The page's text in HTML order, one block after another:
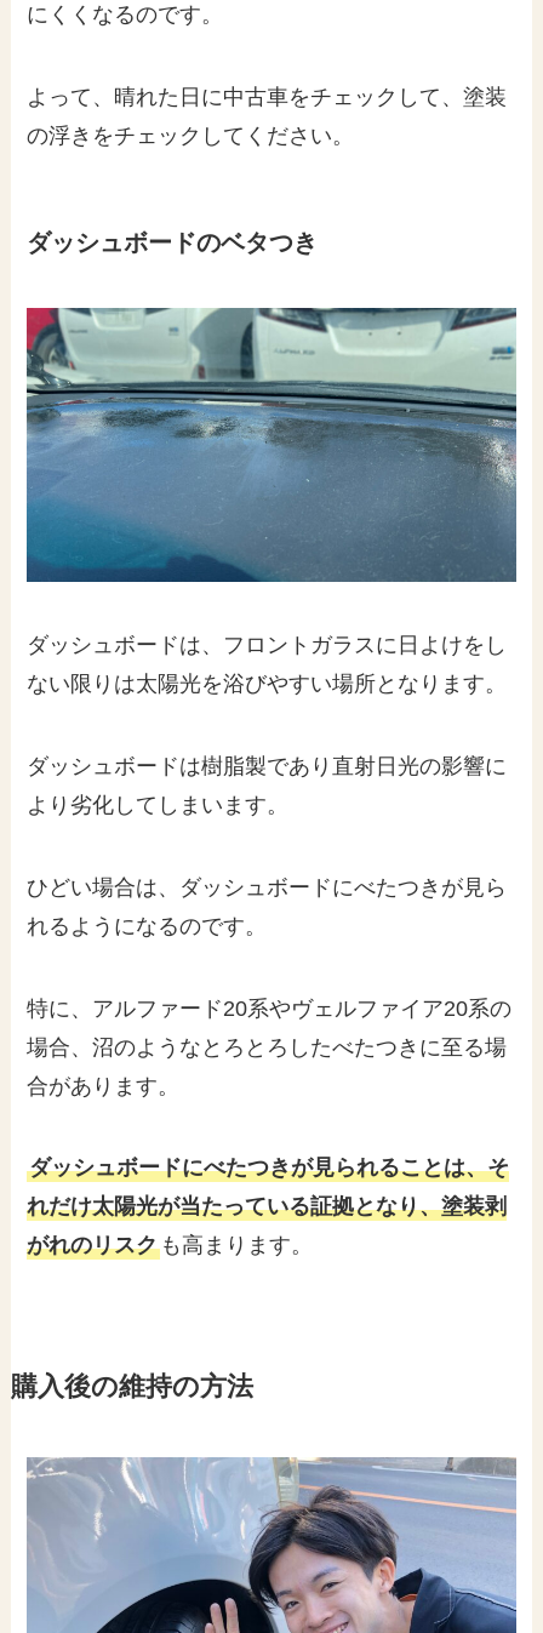
にくくなるのです。
よって、晴れた日に中古車をチェックして、塗装
の浮きをチェックしてください。
ダッシュボードのベタつき
ダッシュボードは、フロントガラスに日よけをし
ない限りは太陽光を浴びやすい場所となります。
ダッシュボードは樹脂製であり直射日光の影響に
より劣化してしまいます。
ひどい場合は、ダッシュボードにべたつきが見ら
れるようになるのです。
特に、アルファード20系やヴェルファイア20系の
場合、沼のようなとろとろしたべたつきに至る場
合があります。
ダッシュボードにべたつきが見られることは、そ
れだけ太陽光が当たっている証拠となり、塗装剥
がれのリスク も高まります。
購入後の維持の方法